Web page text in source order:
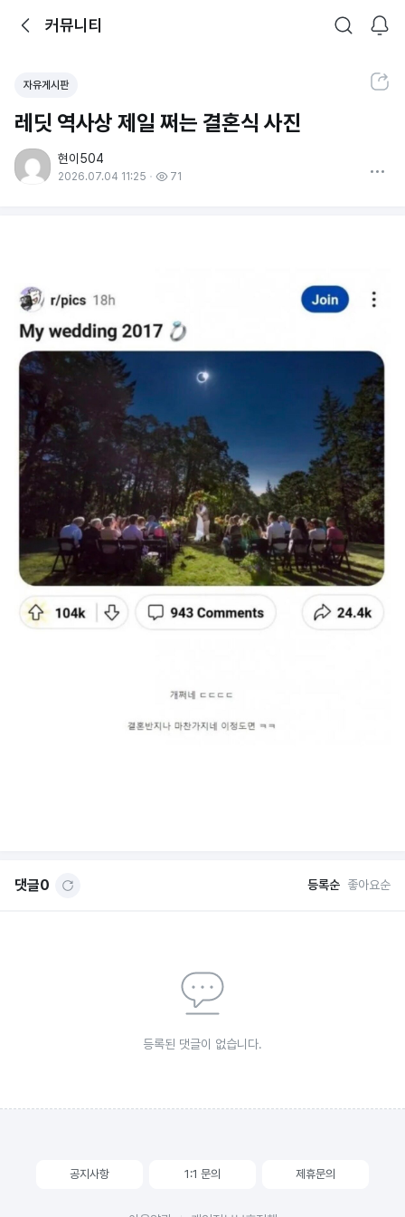
뒤로가기커뮤니티
커뮤니티
검색
알림
공유하기
자유게시판
레딧 역사상 제일 쩌는 결혼식 사진
현이504
2026.07.04 11:25 71
댓글0 등록순 좋아요순
등록된 댓글이 없습니다.
공지사항 1:1 문의 제휴문의